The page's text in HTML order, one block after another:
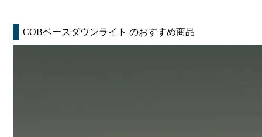
COBベースダウンライトのおすすめ商品